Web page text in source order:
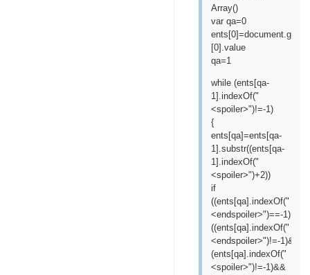
Array()
var qa=0
[0].value
qa=1
while (ents[qa-
1].indexOf("
<spoiler>")!=-1)
{
ents[qa]=ents[qa-
1].substr((ents[qa-
1].indexOf("
<spoiler>")+2))
if
((ents[qa].indexOf("
<endspoiler>")==-1)||
((ents[qa].indexOf("
<endspoiler>")!=-1)&&
(ents[qa].indexOf("
<spoiler>")!=-1)&&